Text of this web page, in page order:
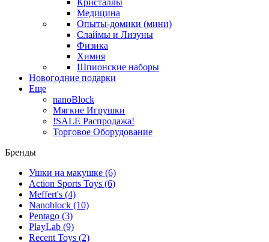
Кристаллы
Медицина
Опыты-домики (мини)
Слаймы и Лизуны
Физика
Химия
Шпионские наборы
Новогодние подарки
Еще
nanoBlock
Мягкие Игрушки
!SALE Распродажа!
Торговое Оборудование
Бренды
Ушки на макушке (6)
Action Sports Toys (6)
Meffert's (4)
Nanoblock (10)
Pentago (3)
PlayLab (9)
Recent Toys (2)